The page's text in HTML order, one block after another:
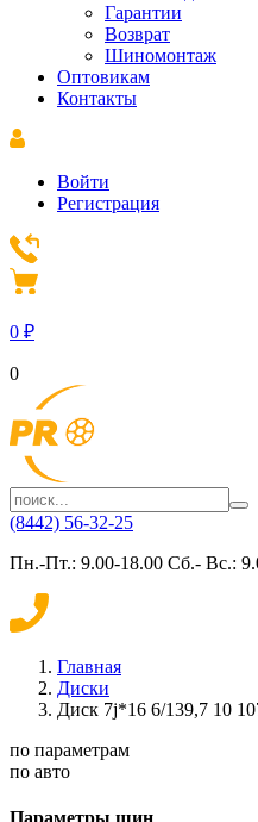
Гарантии
Возврат
Шиномонтаж
Оптовикам
Контакты
Войти
Регистрация
0 ₽
0
(8442) 56-32-25
Пн.-Пт.: 9.00-18.00 Сб.- Вс.:
Главная
Диски
Диск 7j*16 6/139,7 10
по параметрам
по авто